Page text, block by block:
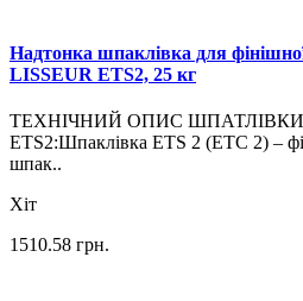
Надтонка шпаклівка для
LISSEUR ETS2, 25 кг
ТЕХНІЧНИЙ ОПИС ШПАТЛІВКИ
ETS2:Шпаклівка ETS 2 (ЕТС 2) –
шпак..
Хіт
1510.58 грн.